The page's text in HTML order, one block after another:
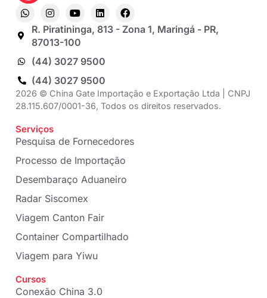
R. Piratininga, 813 - Zona 1, Maringá - PR,
87013-100
(44) 3027 9500
(44) 3027 9500
2026 © China Gate Importação e Exportação Ltda | CNPJ
28.115.607/0001-36, Todos os direitos reservados.
Serviços
Pesquisa de Fornecedores
Processo de Importação
Desembaraço Aduaneiro
Radar Siscomex
Viagem Canton Fair
Container Compartilhado
Viagem para Yiwu
Cursos
Conexão China 3.0